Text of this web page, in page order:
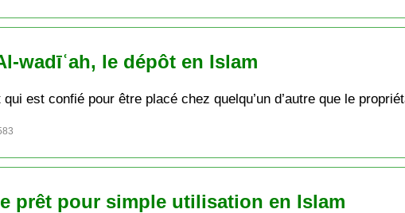
wadīʿah, le dépôt en Islam
qui est confié pour être placé chez quelqu’un d’autre que le
prêt pour simple utilisation en Islam